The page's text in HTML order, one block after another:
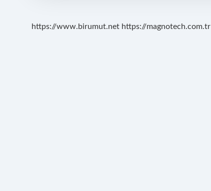
https://www.birumut.net https://magnotech.com.tr